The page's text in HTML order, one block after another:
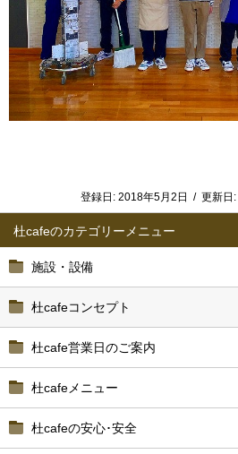
杜cafe
施設・設備
杜cafeコンセプト
杜cafe営業日のご案内
杜cafeメニュー
杜cafeの安心･安全
登録日: 2018年5月2日 / 更新日: